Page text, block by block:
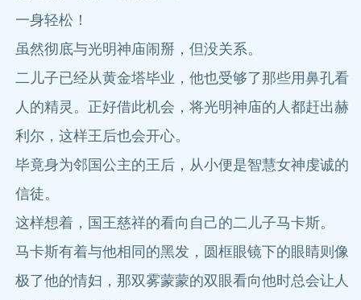
一身轻松！
虽然彻底与光明神庙闹掰，但没关系。
二儿子已经从黄金塔毕业，他也受够了那些用鼻孔看
人的精灵。正好借此机会，将光明神庙的人都赶出赫
利尔，这样王后也会开心。
毕竟身为邻国公主的王后，从小便是智慧女神虔诚的
信徒。
这样想着，国王慈祥的看向自己的二儿子马卡斯。
马卡斯有着与他相同的黑发，圆框眼镜下的眼睛则像
极了他的情妇，那双雾蒙蒙的双眼看向他时总会让人